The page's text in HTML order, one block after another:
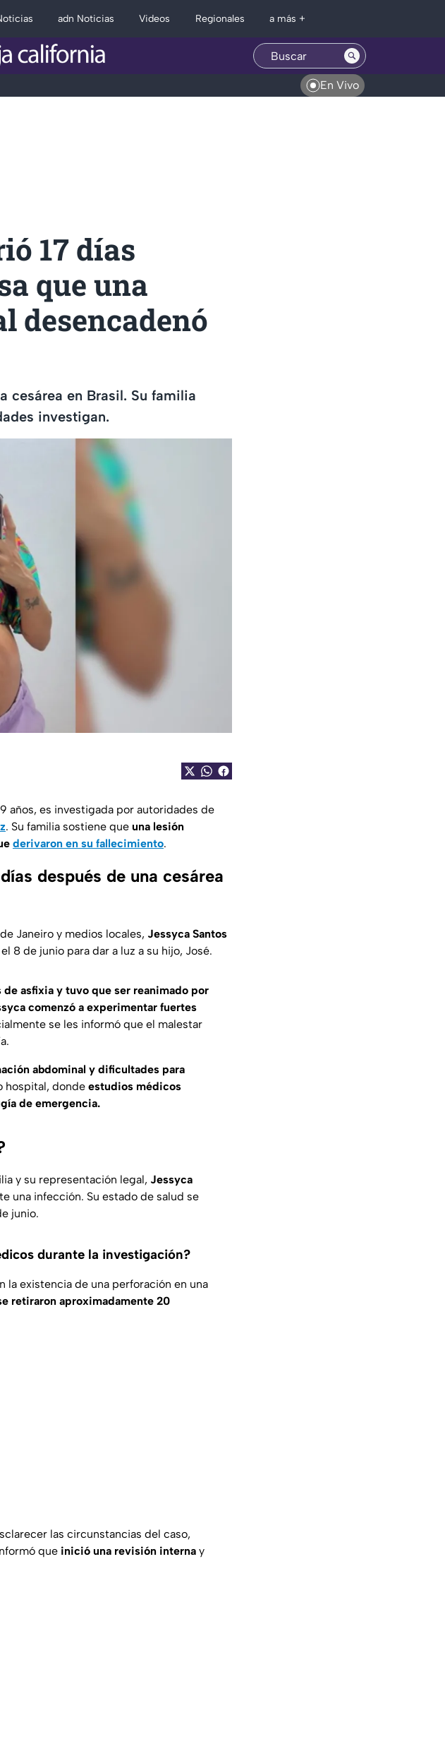
adn Noticias Videos Regionales a más +
En Vivo
17 días
que una
desencadenó
cesárea en Brasil. Su familia
investigan.
años, es investigada por autoridades de
. Su familia sostiene que una lesión
derivaron en su fallecimiento.
después de una cesárea
Janeiro y medios locales, Jessyca Santos
el 8 de junio para dar a luz a su hijo, José.
asfixia y tuvo que ser reanimado por
comenzó a experimentar fuertes
se les informó que el malestar
abdominal y dificultades para
hospital, donde estudios médicos
de emergencia.
y su representación legal, Jessyca
una infección. Su estado de salud se
junio.
durante la investigación?
la existencia de una perforación en una
retiraron aproximadamente 20
las circunstancias del caso,
que inició una revisión interna y